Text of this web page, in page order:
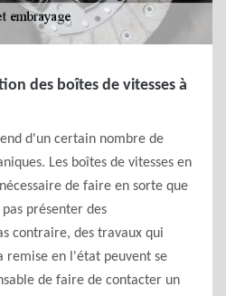
des boîtes de vitesses à
d'un certain nombre de
Les boîtes de vitesses en
de faire en sorte que
présenter des
contraire, des travaux qui
en l'état peuvent se
de faire de contacter un